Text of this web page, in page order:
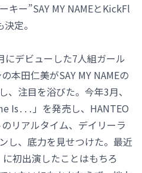
キー”SAY MY NAMEとKickFl
定。
にデビューした7人組ガール
本田仁美がSAY MY NAMEの
、注目を浴びた。今年3月、
Is․․․」を発売し、HANTEO
リアルタイム、デイリーラ
し、底力を見せつけた。最近
初出演したことはもちろ